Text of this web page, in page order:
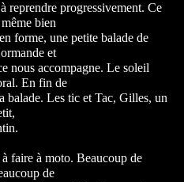
reprendre progressivement. Ce
bien
forme, une petite balade de
et
nous accompagne. Le soleil
En fin de
balade. Les tic et Tac, Gilles, un
faire à moto. Beaucoup de
de